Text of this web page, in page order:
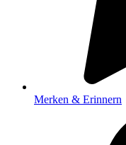
Merken & Erinnern